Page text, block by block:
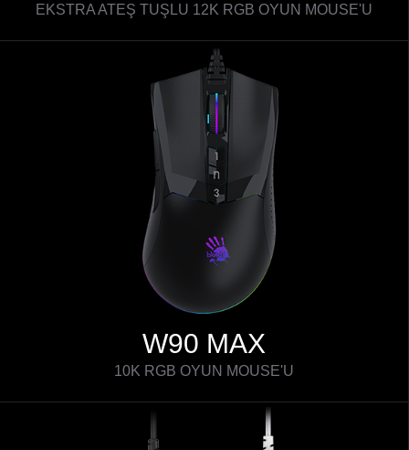
EKSTRA ATEŞ TUŞLU 12K RGB OYUN MOUSE'U
W90 MAX
10K RGB OYUN MOUSE'U